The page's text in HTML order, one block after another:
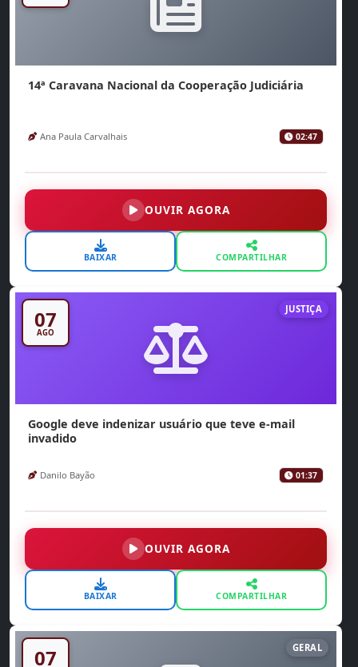
14ª Caravana Nacional da Cooperação Judiciária
Ana Paula Carvalhais 02:47
OUVIR AGORA
BAIXAR COMPARTILHAR
07
AGO
JUSTIÇA
Google deve indenizar usuário que teve e-mail
invadido
Danilo Bayão 01:37
OUVIR AGORA
BAIXAR COMPARTILHAR
07 GERAL